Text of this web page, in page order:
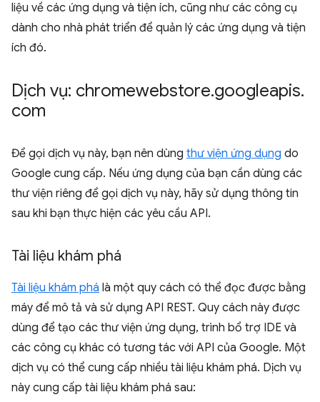
liệu về các ứng dụng và tiện ích, cũng như các công cụ
dành cho nhà phát triển để quản lý các ứng dụng và tiện
ích đó.
Dịch vụ: chromewebstore.googleapis.
com
Để gọi dịch vụ này, bạn nên dùng thư viện ứng dụng do
Google cung cấp. Nếu ứng dụng của bạn cần dùng các
thư viện riêng để gọi dịch vụ này, hãy sử dụng thông tin
sau khi bạn thực hiện các yêu cầu API.
Tài liệu khám phá
Tài liệu khám phá là một quy cách có thể đọc được bằng
máy để mô tả và sử dụng API REST. Quy cách này được
dùng để tạo các thư viện ứng dụng, trình bổ trợ IDE và
các công cụ khác có tương tác với API của Google. Một
dịch vụ có thể cung cấp nhiều tài liệu khám phá. Dịch vụ
này cung cấp tài liệu khám phá sau: